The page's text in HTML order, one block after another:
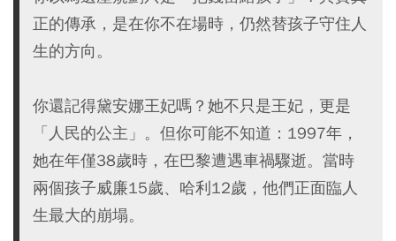
正的傳承，是在你不在場時，仍然替孩子守住人
生的方向。
你還記得黛安娜王妃嗎？她不只是王妃，更是
「人民的公主」。但你可能不知道：1997年，
她在年僅38歲時，在巴黎遭遇車禍驟逝。當時
兩個孩子威廉15歲、哈利12歲，他們正面臨人
生最大的崩塌。